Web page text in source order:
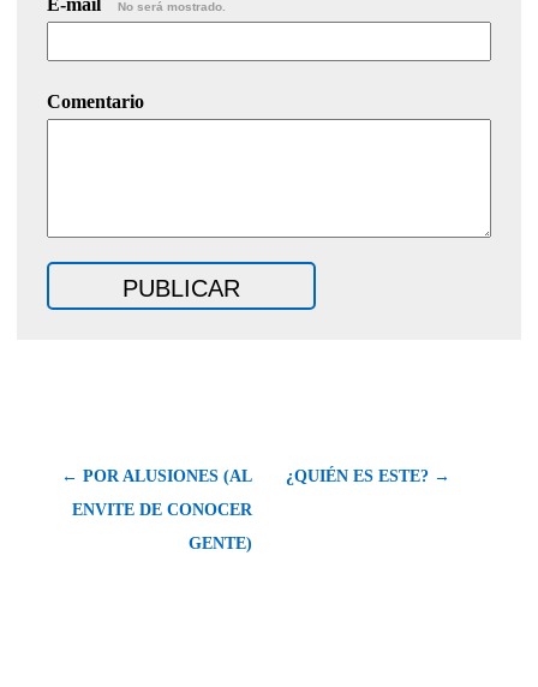
No será mostrado.
Comentario
← POR ALUSIONES (AL
ENVITE DE CONOCER
GENTE)
¿QUIÉN ES ESTE? →